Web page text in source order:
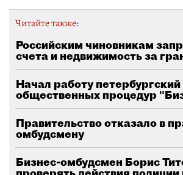
Читайте также:
Российским чиновникам
счета и недвижимость за
Начал работу
общественных процедур
Правительство отказало в
омбудсмену
Бизнес-омбудсмен Борис